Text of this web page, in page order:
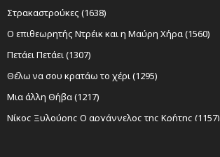
Στρακαστρούκες (1638)
Ο επιθεωρητής Ντρέικ και η Μαύρη Χήρα (1560)
Πετάει Πετάει (1307)
Θέλω να σου κρατάω το χέρι (1295)
Μια άλλη Θήβα (1217)
Νίκος Ξυλούρης Ο αρχάγγελος της Κρήτης (1157)